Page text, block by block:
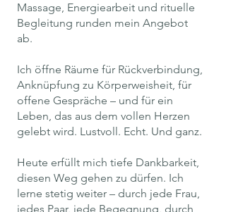
Massage, Energiearbeit und rituelle
Begleitung runden mein Angebot
ab.
Ich öffne Räume für Rückverbindung,
Anknüpfung zu Körperweisheit, für
offene Gespräche – und für ein
Leben, das aus dem vollen Herzen
gelebt wird. Lustvoll. Echt. Und ganz.
Heute erfüllt mich tiefe Dankbarkeit,
diesen Weg gehen zu dürfen. Ich
lerne stetig weiter – durch jede Frau,
jedes Paar, jede Begegnung, durch